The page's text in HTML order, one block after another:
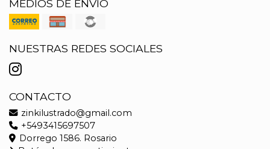
MEDIOS DE ENVÍO
NUESTRAS REDES SOCIALES
CONTACTO
zinkilustrado@gmail.com
+5493415697507
Dorrego 1586. Rosario